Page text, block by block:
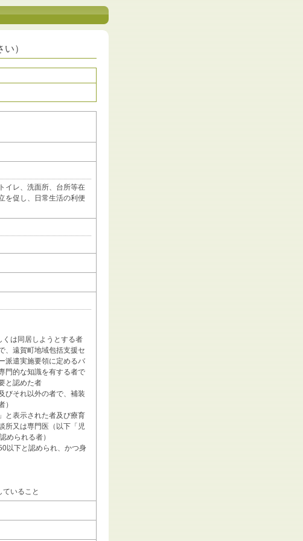
）
イレ、洗面所、台所等在
を促し、日常生活の利便
は同居しようとする者
、遠賀町地域包括支援セ
派遣実施要領に定めるバ
門的な知識を有する者で
と認めた者
びそれ以外の者で、補装
）
と表示された者及び療育
所又は専門医（以下「児
められる者）
以下と認められ、かつ身
いること